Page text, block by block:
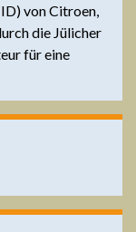
von Citroen,
die Jülicher
für eine